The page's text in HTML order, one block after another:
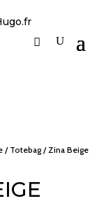
/ Totebag/ Zina Beige